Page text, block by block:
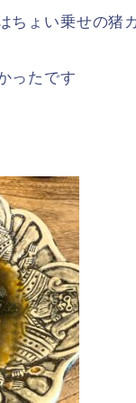
ちょい乗せの猪
ったです